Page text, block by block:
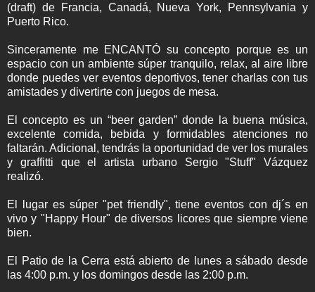
(draft) de Francia, Canadá, Nueva York, Pennsylvania y
Puerto Rico.
Sinceramente me ENCANTÓ su concepto porque es un
espacio con un ambiente súper tranquilo, relax, al aire libre
donde puedes ver eventos deportivos, tener charlas con tus
amistades y divertirte con juegos de mesa.
El concepto es un “beer garden” donde la buena música,
excelente comida, bebida y formidables atenciones no
faltarán. Adicional, tendrás la oportunidad de ver los murales
y graffitti que el artista urbano Sergio "Stuff" Vázquez
realizó.
El lugar es súper "pet friendly", tiene eventos con dj´s en
vivo y "Happy Hour" de diversos licores que siempre viene
bien.
El Patio de la Cerra está abierto de lunes a sábado desde
las 4:00 p.m. y los domingos desde las 2:00 p.m.